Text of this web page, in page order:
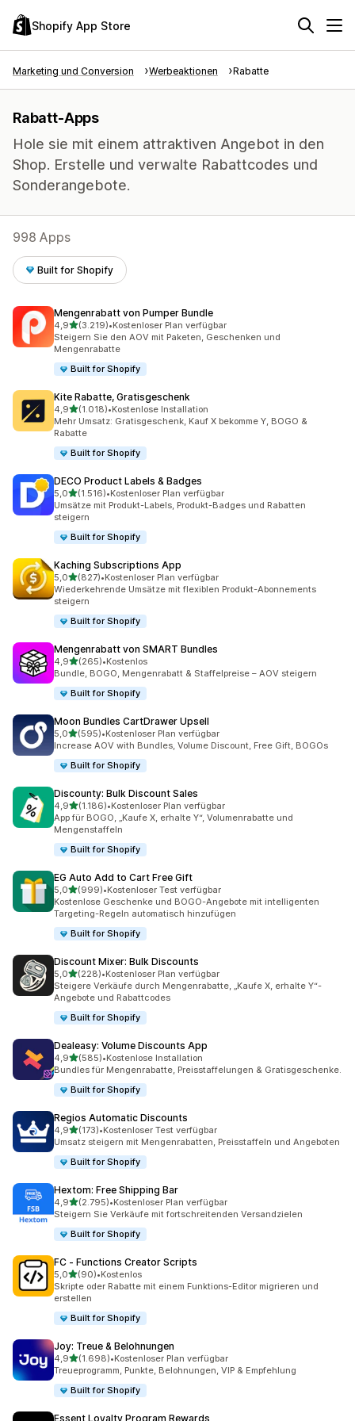
Shopify App Store
Marketing und Conversion Werbeaktionen Rabatte
Rabatt-Apps
Hole sie mit einem attraktiven Angebot in den
Shop. Erstelle und verwalte Rabattcodes und
Sonderangebote.
998 Apps
Built for Shopify
Mengenrabatt von Pumper Bundle
4,9von 5 Sternen
(3.219)
3219 Rezensionen insgesamt
•Kostenloser Plan verfügbar
Steigern Sie den AOV mit Paketen, Geschenken und
Mengenrabatte
Built for Shopify
Kite Rabatte, Gratisgeschenk
4,9von 5 Sternen
(1.018)
1018 Rezensionen insgesamt
•Kostenlose Installation
Mehr Umsatz: Gratisgeschenk, Kauf X bekomme Y, BOGO &
Rabatte
Built for Shopify
DECO Product Labels & Badges
5,0von 5 Sternen
(1.516)
1516 Rezensionen insgesamt
•Kostenloser Plan verfügbar
Umsätze mit Produkt-Labels, Produkt-Badges und Rabatten
steigern
Built for Shopify
Kaching Subscriptions App
5,0von 5 Sternen
(827)
827 Rezensionen insgesamt
•Kostenloser Plan verfügbar
Wiederkehrende Umsätze mit flexiblen Produkt-Abonnements
steigern
Built for Shopify
Mengenrabatt von SMART Bundles
4,9von 5 Sternen
(265)
265 Rezensionen insgesamt
•Kostenlos
Bundle, BOGO, Mengenrabatt & Staffelpreise – AOV steigern
Built for Shopify
Moon Bundles CartDrawer Upsell
5,0von 5 Sternen
(595)
595 Rezensionen insgesamt
•Kostenloser Plan verfügbar
Increase AOV with Bundles, Volume Discount, Free Gift, BOGOs
Built for Shopify
Discounty: Bulk Discount Sales
4,9von 5 Sternen
(1.186)
1186 Rezensionen insgesamt
•Kostenloser Plan verfügbar
App für BOGO, „Kaufe X, erhalte Y“, Volumenrabatte und
Mengenstaffeln
Built for Shopify
EG Auto Add to Cart Free Gift
5,0von 5 Sternen
(999)
999 Rezensionen insgesamt
•Kostenloser Test verfügbar
Kostenlose Geschenke und BOGO-Angebote mit intelligenten
Targeting-Regeln automatisch hinzufügen
Built for Shopify
Discount Mixer: Bulk Discounts
5,0von 5 Sternen
(228)
228 Rezensionen insgesamt
•Kostenloser Plan verfügbar
Steigere Verkäufe durch Mengenrabatte, „Kaufe X, erhalte Y“-
Angebote und Rabattcodes
Built for Shopify
Dealeasy: Volume Discounts App
4,9von 5 Sternen
(585)
585 Rezensionen insgesamt
•Kostenlose Installation
Bundles für Mengenrabatte, Preisstaffelungen & Gratisgeschenke.
Built for Shopify
Regios Automatic Discounts
4,9von 5 Sternen
(173)
173 Rezensionen insgesamt
•Kostenloser Test verfügbar
Umsatz steigern mit Mengenrabatten, Preisstaffeln und Angeboten
Built for Shopify
Hextom: Free Shipping Bar
4,9von 5 Sternen
(2.795)
2795 Rezensionen insgesamt
•Kostenloser Plan verfügbar
Steigern Sie Verkäufe mit fortschreitenden Versandzielen
Built for Shopify
FC ‑ Functions Creator Scripts
5,0von 5 Sternen
(90)
90 Rezensionen insgesamt
•Kostenlos
Skripte oder Rabatte mit einem Funktions-Editor migrieren und
erstellen
Built for Shopify
Joy: Treue & Belohnungen
4,9von 5 Sternen
(1.698)
1698 Rezensionen insgesamt
•Kostenloser Plan verfügbar
Treueprogramm, Punkte, Belohnungen, VIP & Empfehlung
Built for Shopify
Essent Loyalty Program Rewards